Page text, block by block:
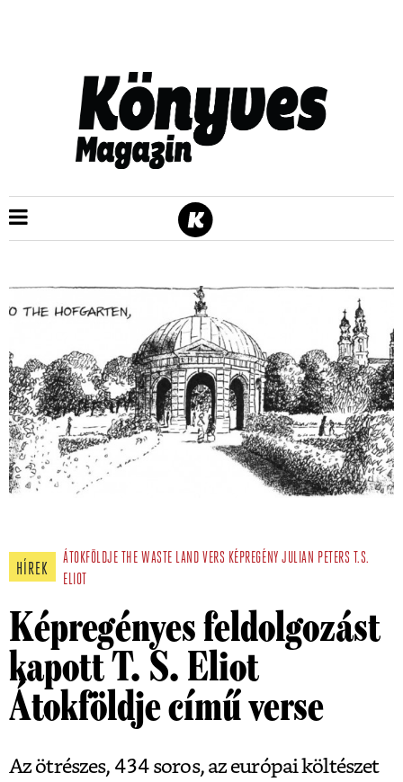
HÍREK
ÁTOKFÖLDJE THE WASTE LAND VERS KÉPREGÉNY JULIAN PETERS T.S.
ELIOT
Képregényes feldolgozást
kapott T. S. Eliot
Átokföldje című verse
Az ötrészes, 434 soros, az európai költészet